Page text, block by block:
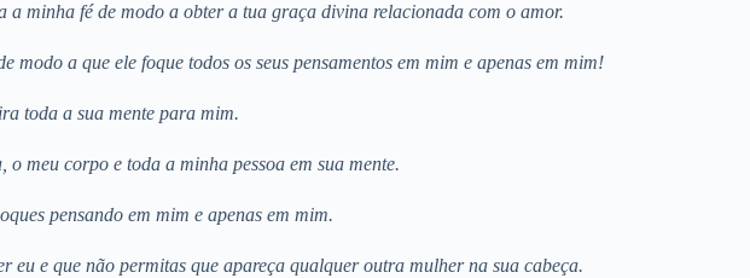
a minha fé de modo a obter a tua graça divina relacionada com o amor.
a que ele foque todos os seus pensamentos em mim e apenas em mim!
toda a sua mente para mim.
meu corpo e toda a minha pessoa em sua mente.
pensando em mim e apenas em mim.
e que não permitas que apareça qualquer outra mulher na sua cabeça.